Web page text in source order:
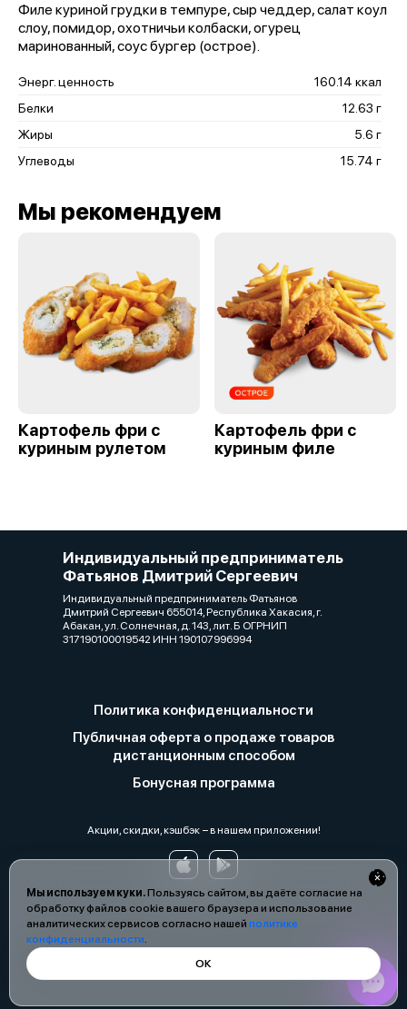
Мы используем куки.Пользуясь сайтом, вы даёте согласие на
обработку файлов cookie вашего браузера и использование
аналитических сервисов согласно нашей политике
конфиденциальности.
ОК
Филе куриной грудки в темпуре, сыр чеддер, салат коул
слоу, помидор, охотничьи колбаски, огурец
маринованный, соус бургер (острое).
Энерг. ценность
160.14 ккал
Белки
12.63 г
Жиры
5.6 г
Углеводы
15.74 г
Мы рекомендуем
Картофель фри с
куриным рулетом
Картофель фри с
куриным филе
Индивидуальный предприниматель
Фатьянов Дмитрий Сергеевич
Индивидуальный предприниматель Фатьянов
Дмитрий Сергеевич 655014, Республика Хакасия, г.
Абакан, ул. Солнечная, д. 143, лит. Б ОГРНИП
317190100019542 ИНН 190107996994
Политика конфиденциальности
Публичная оферта о продаже товаров
дистанционным способом
Бонусная программа
Акции, скидки, кэшбэк − в нашем приложении!